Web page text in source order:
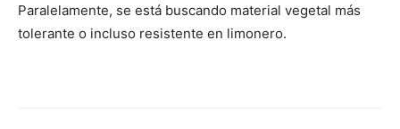
Paralelamente, se está buscando material vegetal más
tolerante o incluso resistente en limonero.